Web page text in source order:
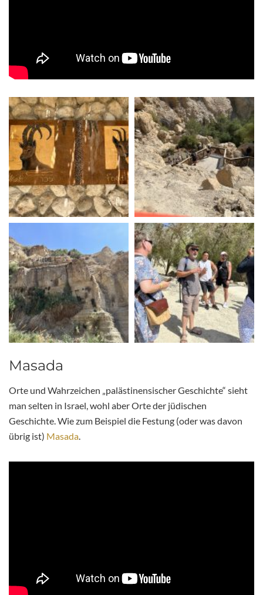
Masada
Orte und Wahrzeichen „palästinensischer Geschichte“ sieht
man selten in Israel, wohl aber Orte der jüdischen
Geschichte. Wie zum Beispiel die Festung (oder was davon
übrig ist) Masada.